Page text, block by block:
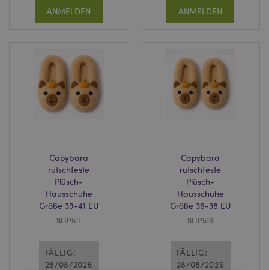
ANMELDEN ANMELDEN
Capybara
rutschfeste
Plüsch-
Hausschuhe
Größe 39-41 EU
SLIP51L
FÄLLIG:
28/08/2026
Capybara
rutschfeste
Plüsch-
Hausschuhe
Größe 36-38 EU
SLIP51S
FÄLLIG:
28/08/2026